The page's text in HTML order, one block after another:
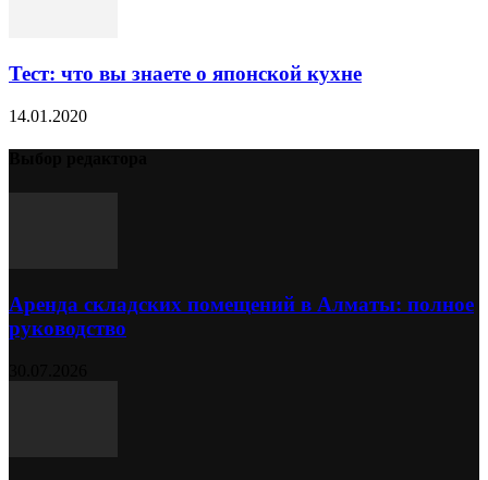
Тест: что вы знаете о японской кухне
14.01.2020
Аренда складских помещений в Алматы: полное
руководство